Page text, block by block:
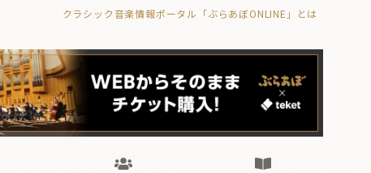
クラシック音楽情報ポータル「ぶらあぼONLINE」とは
眺望 ぶらあぼブラス！
フォルテピアノ・オデッセイ